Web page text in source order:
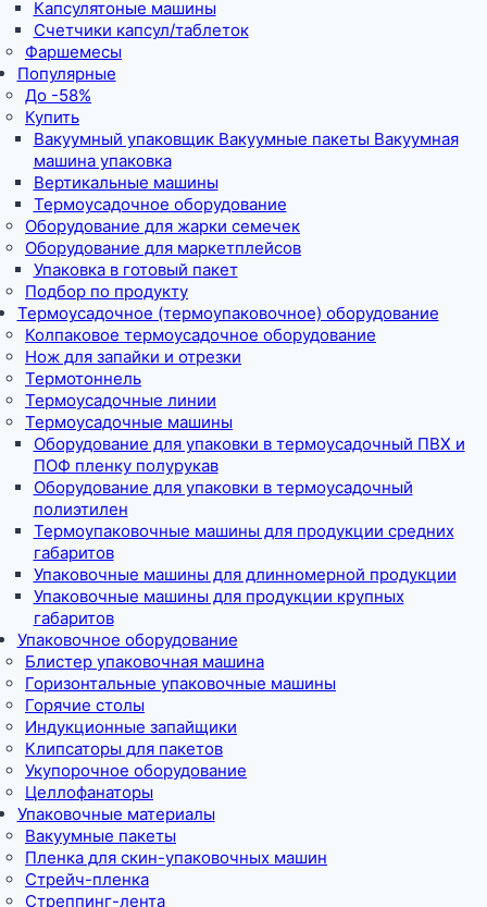
Капсулятоные машины
Счетчики капсул/таблеток
Фаршемесы
Популярные
До -58%
Купить
Вакуумный упаковщик Вакуумные пакеты Вакуумная
машина упаковка
Вертикальные машины
Термоусадочное оборудование
Оборудование для жарки семечек
Оборудование для маркетплейсов
Упаковка в готовый пакет
Подбор по продукту
Термоусадочное (термоупаковочное) оборудование
Колпаковое термоусадочное оборудование
Нож для запайки и отрезки
Термотоннель
Термоусадочные линии
Термоусадочные машины
Оборудование для упаковки в термоусадочный ПВХ и
ПОФ пленку полурукав
Оборудование для упаковки в термоусадочный
полиэтилен
Термоупаковочные машины для продукции средних
габаритов
Упаковочные машины для длинномерной продукции
Упаковочные машины для продукции крупных
габаритов
Упаковочное оборудование
Блистер упаковочная машина
Горизонтальные упаковочные машины
Горячие столы
Индукционные запайщики
Клипсаторы для пакетов
Укупорочное оборудование
Целлофанаторы
Упаковочные материалы
Вакуумные пакеты
Пленка для скин-упаковочных машин
Стрейч-пленка
Стреппинг-лента